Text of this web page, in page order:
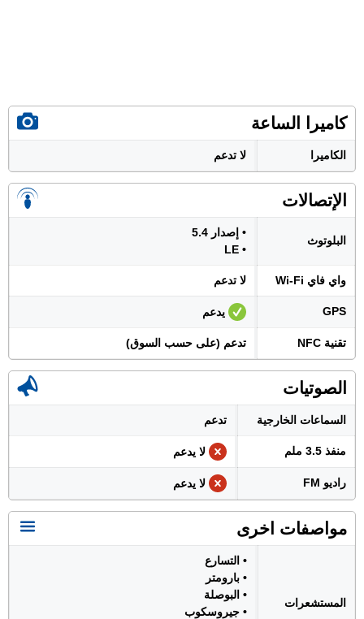
كاميرا الساعة
الكاميرا لا تدعم
الإتصالات
البلوتوث
• إصدار 5.4
• LE
واي فاي Wi-Fi لا تدعم
GPS يدعم
تقنية NFC تدعم (على حسب السوق)
الصوتيات
السماعات الخارجية تدعم
منفذ 3.5 ملم لا يدعم
راديو FM لا يدعم
مواصفات اخرى
المستشعرات
• التسارع
• بارومتر
• البوصلة
• جيروسكوب